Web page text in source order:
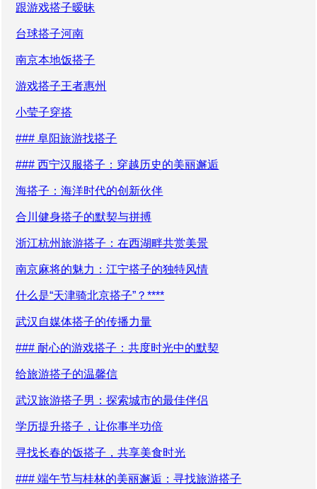
跟游戏搭子暧昧
台球搭子河南
南京本地饭搭子
游戏搭子王者惠州
小莹子穿搭
### 阜阳旅游找搭子
### 西宁汉服搭子：穿越历史的美丽邂逅
海搭子：海洋时代的创新伙伴
合川健身搭子的默契与拼搏
浙江杭州旅游搭子：在西湖畔共赏美景
南京麻将的魅力：江宁搭子的独特风情
什么是“天津骑北京搭子”？****
武汉自媒体搭子的传播力量
### 耐心的游戏搭子：共度时光中的默契
给旅游搭子的温馨信
武汉旅游搭子男：探索城市的最佳伴侣
学历提升搭子，让你事半功倍
寻找长春的饭搭子，共享美食时光
### 端午节与桂林的美丽邂逅：寻找旅游搭子